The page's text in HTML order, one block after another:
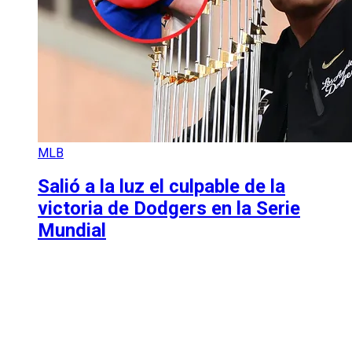
MLB
Salió a la luz el culpable de la
victoria de Dodgers en la Serie
Mundial